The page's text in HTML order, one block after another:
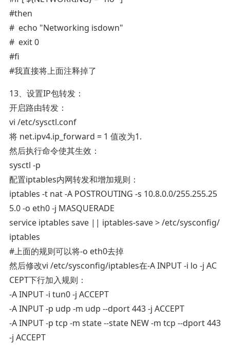
#then
# echo "Networking isdown"
# exit 0
#fi
#我直接将上面注释掉了
13、设置IP包转发：
开启路由转发：
vi /etc/sysctl.conf
将 net.ipv4.ip_forward = 1 值改为1.
然后执行命令使其生效：
sysctl -p
配置iptables内网转发和增加规则：
iptables -t nat -A POSTROUTING -s 10.8.0.0/255.255.25
5.0 -o eth0 -j MASQUERADE
service iptables save || iptables-save > /etc/sysconfig/
iptables
#上面的规则可以将-o eth0去掉
然后修改vi /etc/sysconfig/iptables在-A INPUT -i lo -j AC
CEPT下行加入规则：
-A INPUT -i tun0 -j ACCEPT
-A INPUT -p udp -m udp --dport 443 -j ACCEPT
-A INPUT -p tcp -m state --state NEW -m tcp --dport 443
-j ACCEPT